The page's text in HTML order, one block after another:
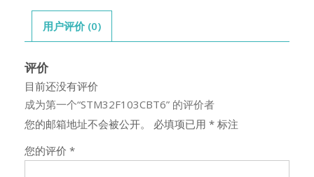
用户评价 (0)
评价
目前还没有评价
成为第一个“STM32F103CBT6” 的评价者
您的邮箱地址不会被公开。
必填项已用 * 标注
您的评价 *